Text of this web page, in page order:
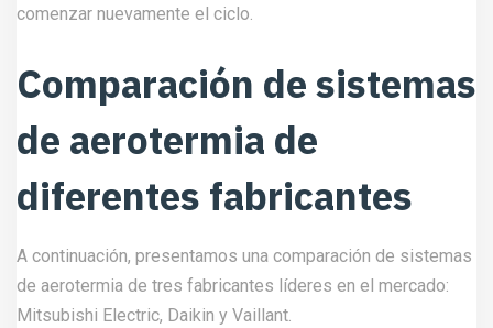
comenzar nuevamente el ciclo.
Comparación de sistemas
de aerotermia de
diferentes fabricantes
A continuación, presentamos una comparación de sistemas
de aerotermia de tres fabricantes líderes en el mercado:
Mitsubishi Electric, Daikin y Vaillant.